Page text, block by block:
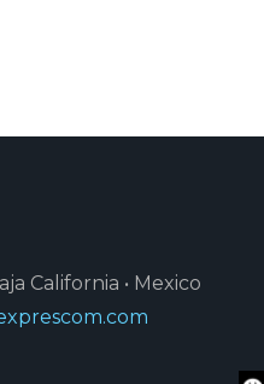
California • Mexico